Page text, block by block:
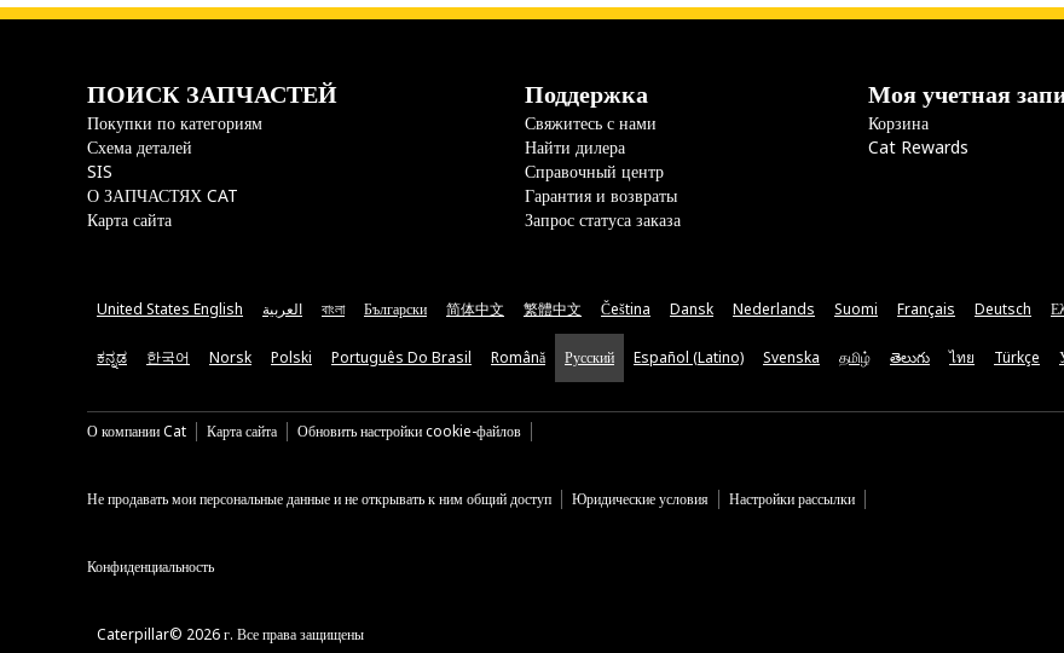
ПОИСК ЗАПЧАСТЕЙ
Покупки по категориям
Схема деталей
SIS
О ЗАПЧАСТЯХ CAT
Карта сайта
Поддержка
Свяжитесь с нами
Найти дилера
Справочный центр
Гарантия и возвраты
Запрос статуса заказа
Моя учетная
Корзина
Cat Rewards
United States English العربية বাংলা Български 简体中文 繁體中文 Čeština Dansk Nederlands Suomi Français Deutsch
ಕನ್ನಡ 한국어 Norsk Polski Português Do Brasil Română Русский Español (Latino) Svenska தமிழ் తెలుగు ไทย Türkçe
О компании Cat Карта сайта Обновить настройки cookie-файлов
Не продавать мои персональные данные и не открывать к ним общий доступ Юридические условия Настройки рассылки
Конфиденциальность
Caterpillar© 2026 г. Все права защищены